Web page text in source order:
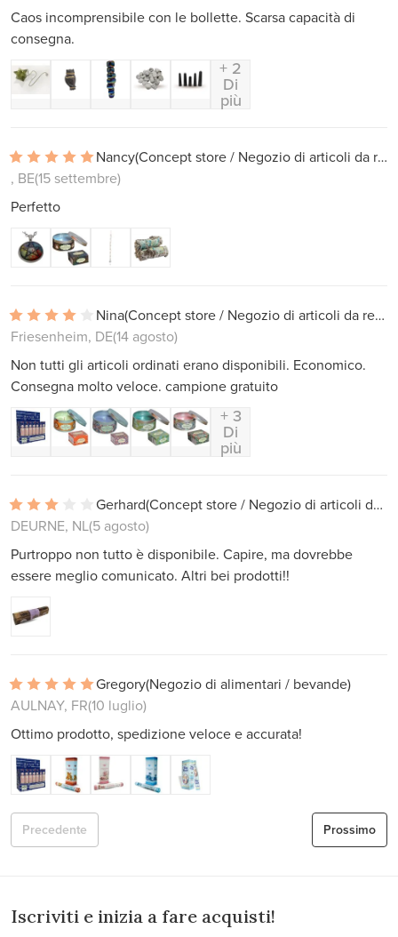
Caos incomprensibile con le bollette. Scarsa capacità di
consegna.
+ 2
Di
più
Nancy
(Concept store / Negozio di articoli da regalo)
, BE(15 settembre)
Perfetto
Nina
(Concept store / Negozio di articoli da regalo)
Friesenheim, DE(14 agosto)
Non tutti gli articoli ordinati erano disponibili. Economico.
Consegna molto veloce. campione gratuito
+ 3
Di
più
Gerhard
(Concept store / Negozio di articoli da regalo)
DEURNE, NL(5 agosto)
Purtroppo non tutto è disponibile. Capire, ma dovrebbe
essere meglio comunicato. Altri bei prodotti!!
Gregory(Negozio di alimentari / bevande)
AULNAY, FR(10 luglio)
Ottimo prodotto, spedizione veloce e accurata!
Prossimo
Precedente
Iscriviti e inizia a fare acquisti!